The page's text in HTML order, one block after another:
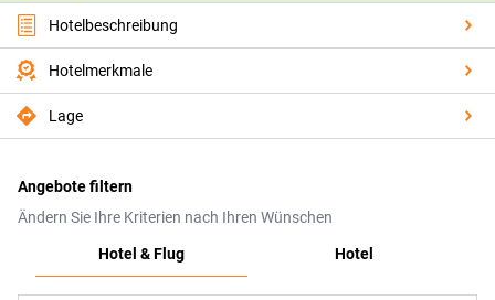
Hotelbeschreibung
Hotelmerkmale
Lage
Angebote filtern
Ändern Sie Ihre Kriterien nach Ihren Wünschen
Hotel & Flug
Hotel